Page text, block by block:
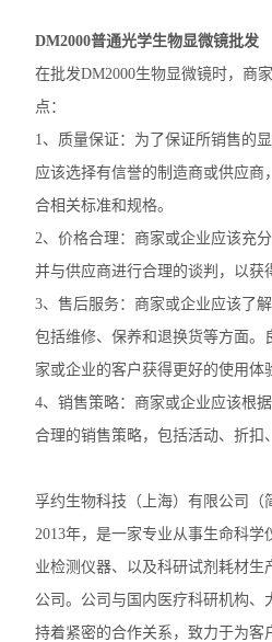
徕卡DM2500生物显微镜
奥林巴斯IX83倒置显微镜
奥林巴斯显微镜镜头
Nikon尼康SMZ25体视显微镜
Nikon尼康LV100ND POL-DS偏
Nikon尼康LV100N POL生物显微
Nikon尼康SMZ1270体视显微镜
尼康TS2-FL倒置显微镜
DM2000普通光学生物显微镜批发
在批发DM2000生物显微镜时，商
点：
1、质量保证：为了保证所销售的
应该选择有信誉的制造商或供应商
合相关标准和规格。
2、价格合理：商家或企业应该充
并与供应商进行合理的谈判，以获
3、售后服务：商家或企业应该了
包括维修、保养和退换货等方面。
家或企业的客户获得更好的使用体
4、销售策略：商家或企业应该根
合理的销售策略，包括活动、折扣
孚约生物科技（上海）有限公司（
2013年，是一家专业从事生命科
业检测仪器、以及科研试剂耗材生
公司。公司与国内医疗科研机构、
持着紧密的合作关系，致力于为客